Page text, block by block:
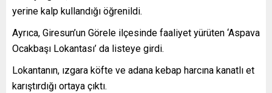
yerine kalp kullandığı öğrenildi.
Ayrıca, Giresun’un Görele ilçesinde faaliyet yürüten ‘Aspava
Ocakbaşı Lokantası’ da listeye girdi.
Lokantanın, ızgara köfte ve adana kebap harcına kanatlı et
karıştırdığı ortaya çıktı.